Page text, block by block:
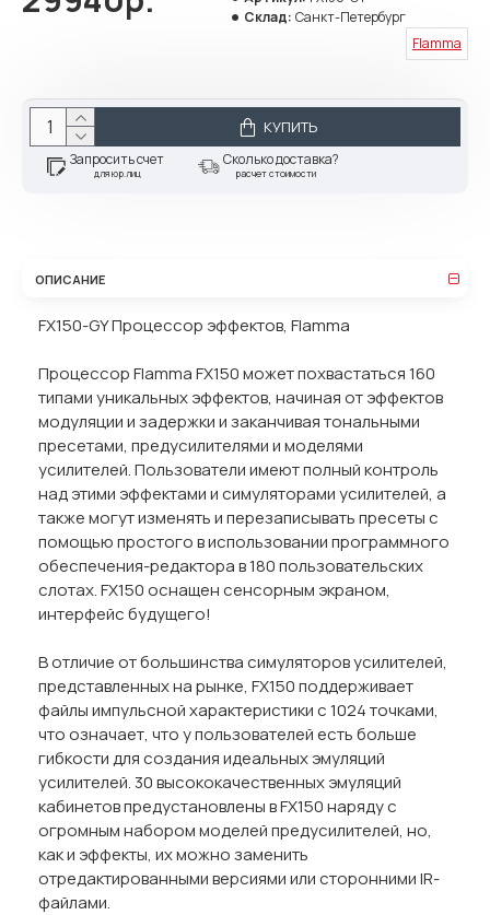
Склад: Санкт-Петербург
Flamma
КУПИТЬ
Запросить счет
для юр.лиц
Сколько доставка?
расчет стоимости
ОПИСАНИЕ
FX150-GY Процессор эффектов, Flamma
Процессор Flamma FX150 может похвастаться 160
типами уникальных эффектов, начиная от эффектов
модуляции и задержки и заканчивая тональными
пресетами, предусилителями и моделями
усилителей. Пользователи имеют полный контроль
над этими эффектами и симуляторами усилителей, а
также могут изменять и перезаписывать пресеты с
помощью простого в использовании программного
обеспечения-редактора в 180 пользовательских
слотах. FX150 оснащен сенсорным экраном,
интерфейс будущего!
В отличие от большинства симуляторов усилителей,
представленных на рынке, FX150 поддерживает
файлы импульсной характеристики с 1024 точками,
что означает, что у пользователей есть больше
гибкости для создания идеальных эмуляций
усилителей. 30 высококачественных эмуляций
кабинетов предустановлены в FX150 наряду с
огромным набором моделей предусилителей, но,
как и эффекты, их можно заменить
отредактированными версиями или сторонними IR-
файлами.